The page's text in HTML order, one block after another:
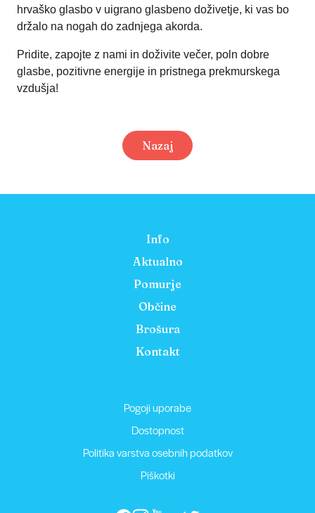
hrvaško glasbo v uigrano glasbeno doživetje, ki vas bo
držalo na nogah do zadnjega akorda.
Pridite, zapojte z nami in doživite večer, poln dobre
glasbe, pozitivne energije in pristnega prekmurskega
vzdušja!
Nazaj
Info
Aktualno
Pomurje
Občine
Brošura
Kontakt
Pogoji uporabe
Dostopnost
Politika varstva osebnih podatkov
Piškotki